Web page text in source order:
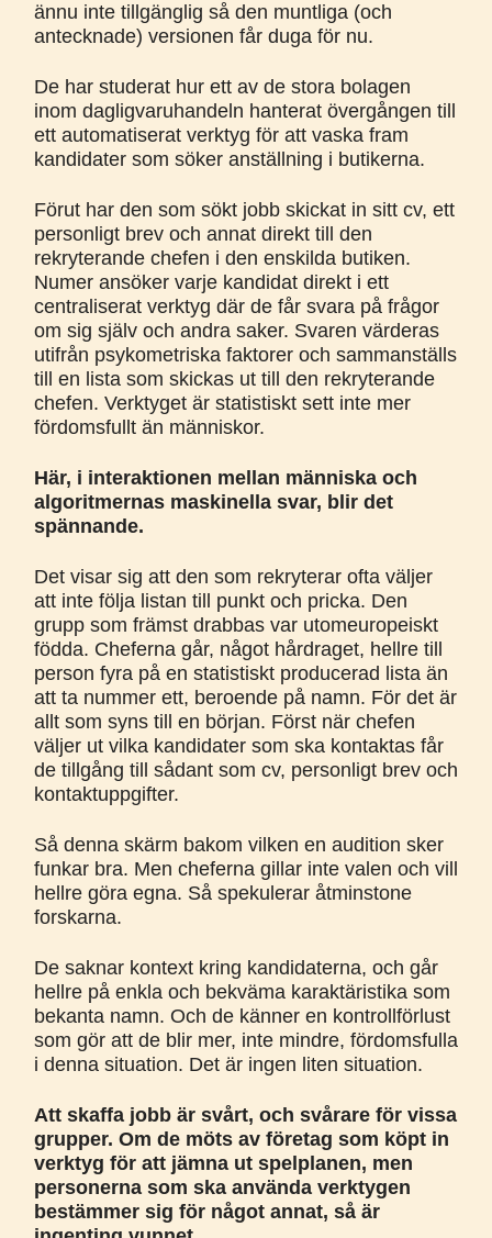
ännu inte tillgänglig så den muntliga (och
antecknade) versionen får duga för nu.
De har studerat hur ett av de stora bolagen
inom dagligvaruhandeln hanterat övergången till
ett automatiserat verktyg för att vaska fram
kandidater som söker anställning i butikerna.
Förut har den som sökt jobb skickat in sitt cv, ett
personligt brev och annat direkt till den
rekryterande chefen i den enskilda butiken.
Numer ansöker varje kandidat direkt i ett
centraliserat verktyg där de får svara på frågor
om sig själv och andra saker. Svaren värderas
utifrån psykometriska faktorer och sammanställs
till en lista som skickas ut till den rekryterande
chefen. Verktyget är statistiskt sett inte mer
fördomsfullt än människor.
Här, i interaktionen mellan människa och
algoritmernas maskinella svar, blir det
spännande.
Det visar sig att den som rekryterar ofta väljer
att inte följa listan till punkt och pricka. Den
grupp som främst drabbas var utomeuropeiskt
födda. Cheferna går, något hårdraget, hellre till
person fyra på en statistiskt producerad lista än
att ta nummer ett, beroende på namn. För det är
allt som syns till en början. Först när chefen
väljer ut vilka kandidater som ska kontaktas får
de tillgång till sådant som cv, personligt brev och
kontaktuppgifter.
Så denna skärm bakom vilken en audition sker
funkar bra. Men cheferna gillar inte valen och vill
hellre göra egna. Så spekulerar åtminstone
forskarna.
De saknar kontext kring kandidaterna, och går
hellre på enkla och bekväma karaktäristika som
bekanta namn. Och de känner en kontrollförlust
som gör att de blir mer, inte mindre, fördomsfulla
i denna situation. Det är ingen liten situation.
Att skaffa jobb är svårt, och svårare för vissa
grupper. Om de möts av företag som köpt in
verktyg för att jämna ut spelplanen, men
personerna som ska använda verktygen
bestämmer sig för något annat, så är